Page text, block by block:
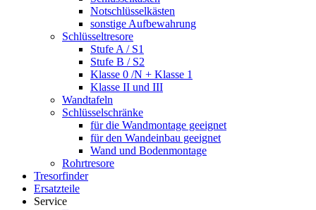
Notschlüsselkästen
sonstige Aufbewahrung
Schlüsseltresore
Stufe A / S1
Stufe B / S2
Klasse 0 /N + Klasse 1
Klasse II und III
Wandtafeln
Schlüsselschränke
für die Wandmontage geeignet
für den Wandeinbau geeignet
Wand und Bodenmontage
Rohrtresore
Tresorfinder
Ersatzteile
Service